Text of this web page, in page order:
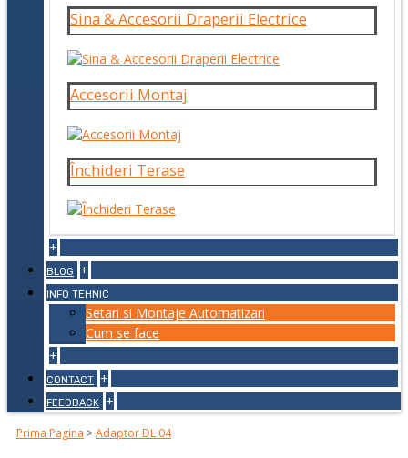
Sina & Accesorii Draperii Electrice
Accesorii Montaj
Închideri Terase
+
BLOG +
INFO TEHNIC
Setari si Montaje Automatizari
Cum se face
+
CONTACT +
FEEDBACK +
Prima Pagina >Adaptor DL 04